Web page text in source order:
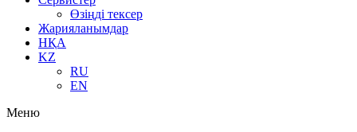
Өзіңді тексер
Жарияланымдар
НҚА
KZ
RU
EN
Меню